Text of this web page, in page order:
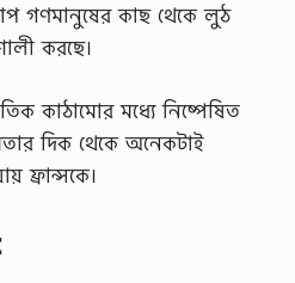
গণমানুষের কাছ থেকে লুঠ
করছে।
কাঠামোর মধ্যে নিষ্পেষিত
দিক থেকে অনেকটাই
ফ্রান্সকে।